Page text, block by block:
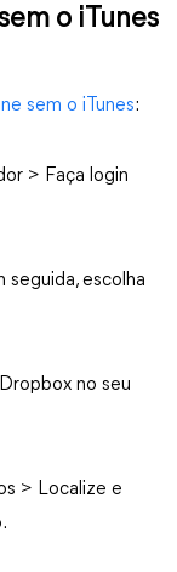
o iTunes
sem o iTunes:
> Faça login
seguida, escolha
no seu
> Localize e